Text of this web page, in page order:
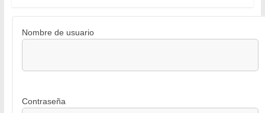
Nombre de usuario
Contraseña